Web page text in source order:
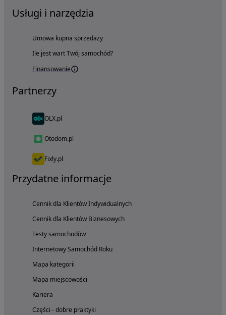
Usługi i narzędzia
Umowa kupna sprzedaży
Ile jest wart Twój samochód?
Finansowanie
Partnerzy
OLX.pl
Otodom.pl
Fixly.pl
Przydatne informacje
Cennik dla Klientów Indywidualnych
Cennik dla Klientów Biznesowych
Testy samochodów
Internetowy Samochód Roku
Mapa kategorii
Mapa miejscowości
Kariera
Części - dobre praktyki